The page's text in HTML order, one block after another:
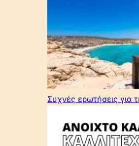
Συχνές ερωτήσεις για